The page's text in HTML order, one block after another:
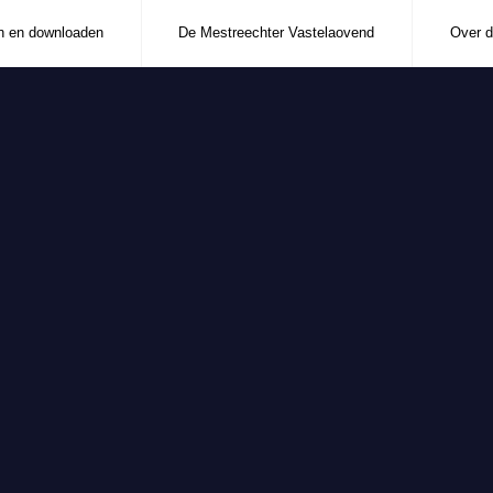
en downloaden De Mestreechter Vastelaovend Over